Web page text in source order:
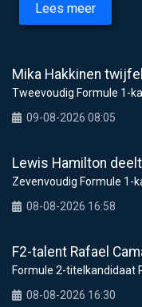
Lees meer
Tweevoudig Formule 1-
09-08-2026 08:05
Zevenvoudig Formule 1-
08-08-2026 16:58
Formule 2-titelkandidaat
08-08-2026 16:30